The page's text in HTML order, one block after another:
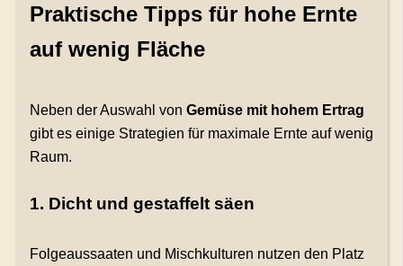
Praktische Tipps für hohe Ernte
auf wenig Fläche
Neben der Auswahl von Gemüse mit hohem Ertrag
gibt es einige Strategien für maximale Ernte auf wenig
Raum.
1. Dicht und gestaffelt säen
Folgeaussaaten und Mischkulturen nutzen den Platz